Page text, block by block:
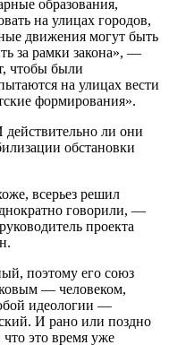
образования,
на улицах городов,
движения могут быть
за рамки закона», —
чтобы были
на улицах вести
формирования».
ли они
обстановки
всерьез решил
говорили, —
проекта
поэтому его союз
— человеком,
идеологии —
И рано или поздно
это время уже